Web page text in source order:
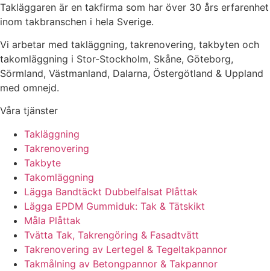
Takläggaren är en takfirma som har över 30 års erfarenhet
inom takbranschen i hela Sverige.
Vi arbetar med takläggning, takrenovering, takbyten och
takomläggning i Stor-Stockholm, Skåne, Göteborg,
Sörmland, Västmanland, Dalarna, Östergötland & Uppland
med omnejd.
Våra tjänster
Takläggning
Takrenovering
Takbyte
Takomläggning
Lägga Bandtäckt Dubbelfalsat Plåttak
Lägga EPDM Gummiduk: Tak & Tätskikt
Måla Plåttak
Tvätta Tak, Takrengöring & Fasadtvätt
Takrenovering av Lertegel & Tegeltakpannor
Takmålning av Betongpannor & Takpannor